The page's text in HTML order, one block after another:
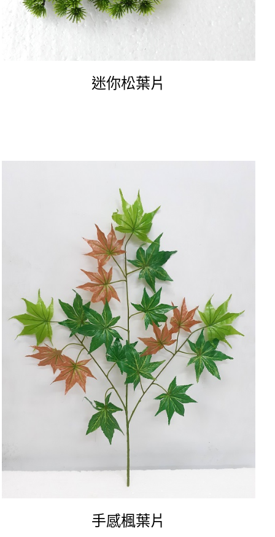
迷你松葉片
手感楓葉片